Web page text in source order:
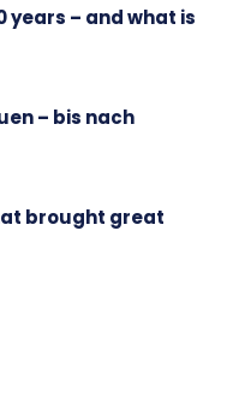
years – and what is
– bis nach
brought great